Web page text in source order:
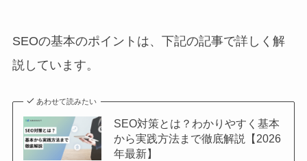
SEOの基本のポイントは、下記の記事で詳しく解
説しています。
あわせて読みたい
SEO対策とは？わかりやすく基本
から実践方法まで徹底解説【2026
年最新】